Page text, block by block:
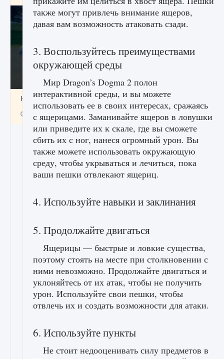
Как включить чат в Fortnite
1 335
также могут привлечь внимание ящеров,
давая вам возможность атаковать сзади.
3. Воспользуйтесь преимуществами
окружающей среды
Мир Dragon’s Dogma 2 полон
интерактивной среды, и вы можете
использовать ее в своих интересах, сражаясь
с ящерицами. Заманивайте ящеров в ловушки
или приведите их к скале, где вы сможете
сбить их с ног, нанеся огромный урон. Вы
также можете использовать окружающую
среду, чтобы укрываться и лечиться, пока
ваши пешки отвлекают ящериц.
4. Используйте навыки и заклинания
5. Продолжайте двигаться
Ящерицы — быстрые и ловкие существа,
поэтому стоять на месте при столкновении с
ними невозможно. Продолжайте двигаться и
уклоняйтесь от их атак, чтобы не получить
урон. Используйте свои пешки, чтобы
отвлечь их и создать возможности для атаки.
6. Используйте пункты
Не стоит недооценивать силу предметов в